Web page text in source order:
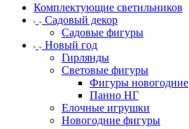
Комплектующие светильников
Садовый декор
Садовые фигуры
Новый год
Гирлянды
Световые фигуры
Фигуры новогодние
Панно НГ
Елочные игрушки
Новогодние фигуры